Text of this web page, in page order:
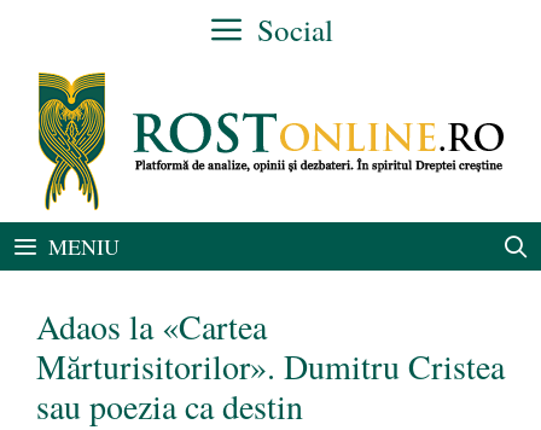
conținut
Social
MENIU
Adaos la «Cartea
Mărturisitorilor». Dumitru Cristea
sau poezia ca destin